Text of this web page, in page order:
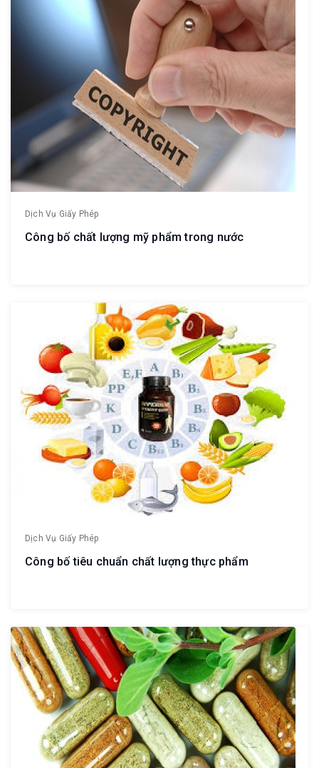
Dịch Vụ Giấy Phép
Công bố chất lượng mỹ phẩm trong nước
Dịch Vụ Giấy Phép
Công bố tiêu chuẩn chất lượng thực phẩm